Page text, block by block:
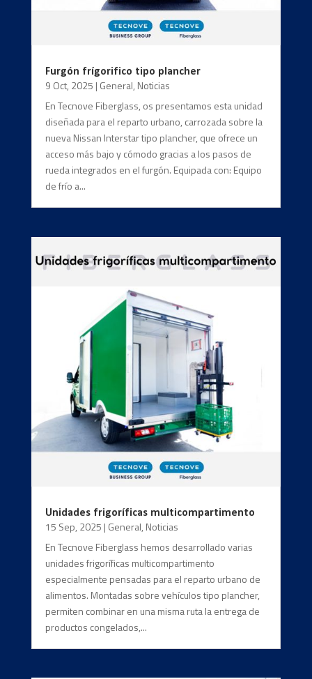
Furgón frígorifico tipo plancher
9 Oct, 2025 | General, Noticias
En Tecnove Fiberglass, os presentamos esta unidad
diseñada para el reparto urbano, carrozada sobre la
nueva Nissan Interstar tipo plancher, que ofrece un
acceso más bajo y cómodo gracias a los pasos de
rueda integrados en el furgón. Equipada con: Equipo
de frío a...
Unidades frigoríficas multicompartimento
15 Sep, 2025 | General, Noticias
En Tecnove Fiberglass hemos desarrollado varias
unidades frigoríficas multicompartimento
especialmente pensadas para el reparto urbano de
alimentos. Montadas sobre vehículos tipo plancher,
permiten combinar en una misma ruta la entrega de
productos congelados,...